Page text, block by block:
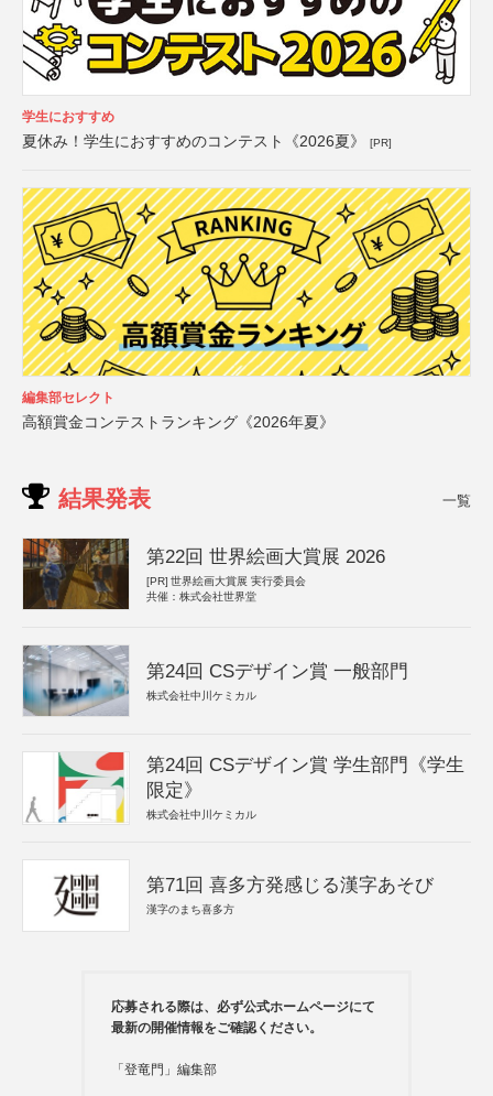
学生におすすめ
夏休み！学生におすすめのコンテスト《2026夏》 [PR]
編集部セレクト
高額賞金コンテストランキング《2026年夏》
結果発表 一覧
第22回 世界絵画大賞展 2026
[PR] 世界絵画大賞展 実行委員会
共催：株式会社世界堂
第24回 CSデザイン賞 一般部門
株式会社中川ケミカル
第24回 CSデザイン賞 学生部門《学生
限定》
株式会社中川ケミカル
第71回 喜多方発感じる漢字あそび
漢字のまち喜多方
応募される際は、必ず公式ホームページにて
最新の開催情報をご確認ください。
「登竜門」編集部